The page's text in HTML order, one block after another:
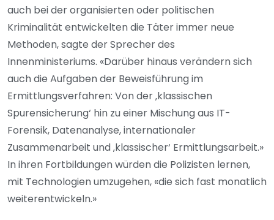
auch bei der organisierten oder politischen
Kriminalität entwickelten die Täter immer neue
Methoden, sagte der Sprecher des
Innenministeriums. «Darüber hinaus verändern sich
auch die Aufgaben der Beweisführung im
Ermittlungsverfahren: Von der ‚klassischen
Spurensicherung‘ hin zu einer Mischung aus IT-
Forensik, Datenanalyse, internationaler
Zusammenarbeit und ‚klassischer‘ Ermittlungsarbeit.»
In ihren Fortbildungen würden die Polizisten lernen,
mit Technologien umzugehen, «die sich fast monatlich
weiterentwickeln.»